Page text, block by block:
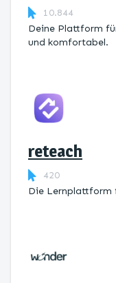
10.844
Deine Plattform
und komfortabel.
reteach
420
Die Lernplattform